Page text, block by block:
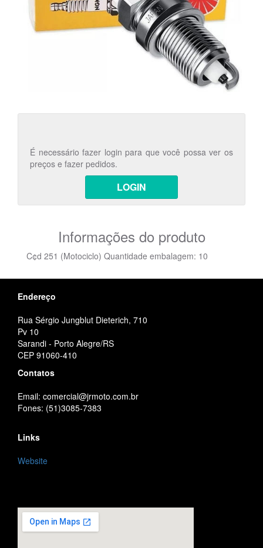
É necessário fazer login para que você possa ver os
preços e fazer pedidos.
LOGIN
Informações do produto
C¢d 251 (Motociclo) Quantidade embalagem: 10
Endereço
Rua Sérgio Jungblut Dieterich, 710
Pv 10
Sarandi - Porto Alegre/RS
CEP 91060-410
Contatos
Email: comercial@jrmoto.com.br
Fones: (51)3085-7383
Links
Website